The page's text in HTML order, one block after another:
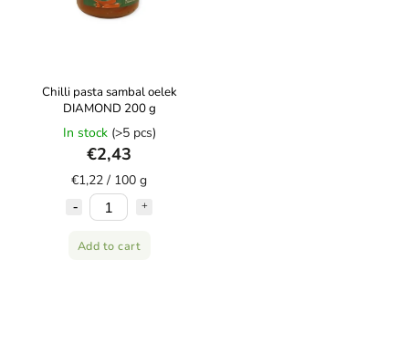
Chilli pasta sambal oelek
DIAMOND 200 g
In stock (>5 pcs)
€2,43
€1,22 / 100 g
Add to cart